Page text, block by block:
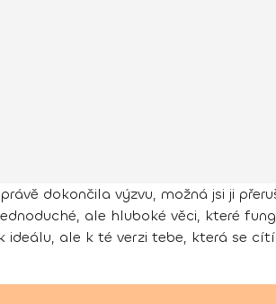
dokončila výzvu, možná jsi ji
ale hluboké věci, které
ale k té verzi tebe, která se